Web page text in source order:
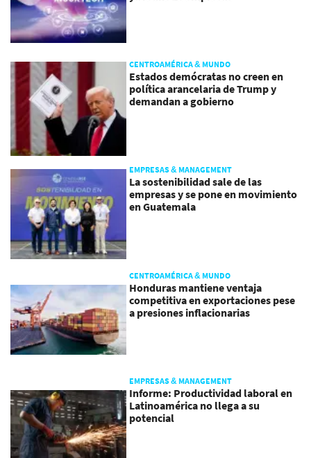
CENTROAMÉRICA & MUNDO
Estados demócratas no creen en
política arancelaria de Trump y
demandan a gobierno
EMPRESAS & MANAGEMENT
La sostenibilidad sale de las
empresas y se pone en movimiento
en Guatemala
CENTROAMÉRICA & MUNDO
Honduras mantiene ventaja
competitiva en exportaciones pese
a presiones inflacionarias
EMPRESAS & MANAGEMENT
Informe: Productividad laboral en
Latinoamérica no llega a su
potencial